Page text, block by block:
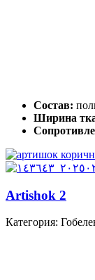
Состав:
Ширина
Artishok 2
Категория: